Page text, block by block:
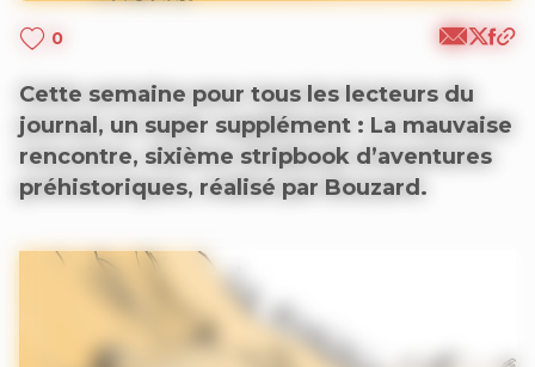
0
Cette semaine pour tous les lecteurs du
journal, un super supplément : La mauvaise
rencontre, sixième stripbook d’aventures
préhistoriques, réalisé par Bouzard.